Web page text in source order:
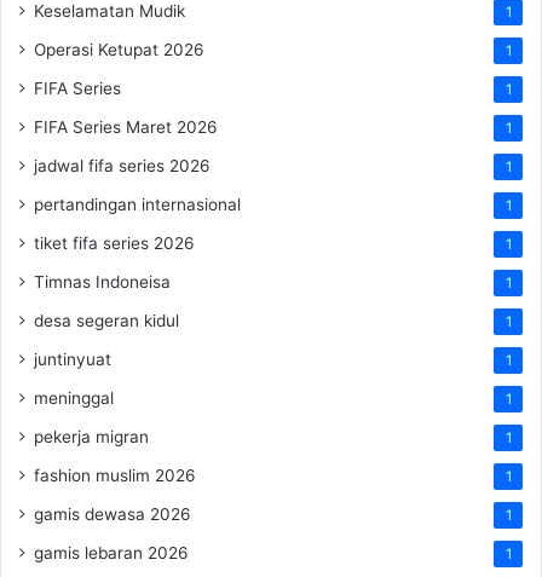
Keselamatan Mudik 1
Operasi Ketupat 2026 1
FIFA Series 1
FIFA Series Maret 2026 1
jadwal fifa series 2026 1
pertandingan internasional 1
tiket fifa series 2026 1
Timnas Indoneisa 1
desa segeran kidul 1
juntinyuat 1
meninggal 1
pekerja migran 1
fashion muslim 2026 1
gamis dewasa 2026 1
gamis lebaran 2026 1